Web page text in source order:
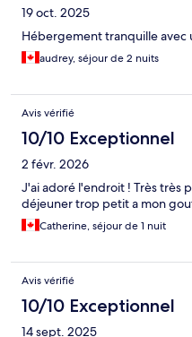
19 oct. 2025
Hébergement tranquille avec
audrey, séjour de 2 nuits
Avis vérifié
10/10 Exceptionnel
2 févr. 2026
J'ai adoré l'endroit ! Très très
déjeuner trop petit a mon
Catherine, séjour de 1 nuit
Avis vérifié
10/10 Exceptionnel
14 sept. 2025